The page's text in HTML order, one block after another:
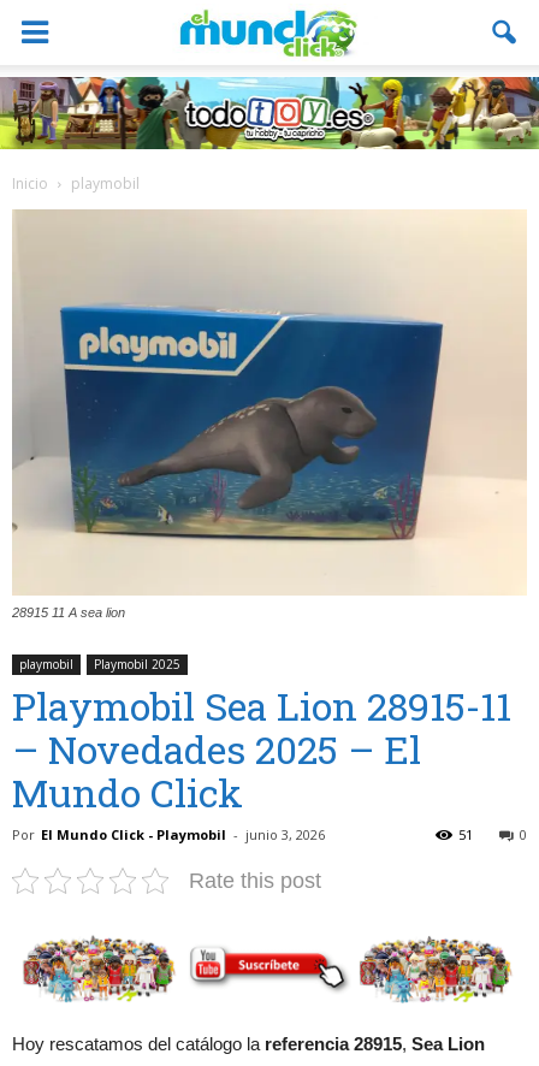
Inicio playmobil
28915 11 A sea lion
playmobil Playmobil 2025
Playmobil Sea Lion 28915-11
– Novedades 2025 – El
Mundo Click
Por El Mundo Click - Playmobil - junio 3, 2026 0
51
Rate this post
Hoy rescatamos del catálogo la referencia 28915, Sea Lion